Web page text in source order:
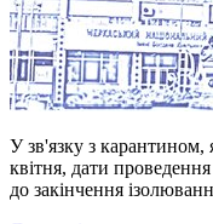
У зв'язку з карантином,
квітня, дати
до закінчення